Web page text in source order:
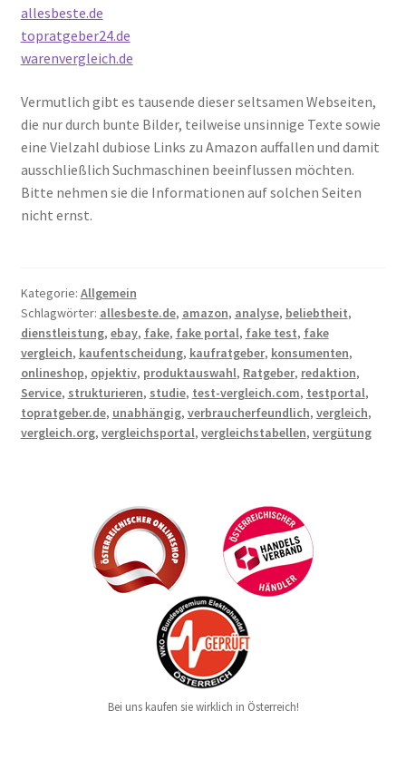
allesbeste.de
topratgeber24.de
warenvergleich.de
Vermutlich gibt es tausende dieser seltsamen Webseiten,
die nur durch bunte Bilder, teilweise unsinnige Texte sowie
eine Vielzahl dubiose Links zu Amazon auffallen und damit
ausschließlich Suchmaschinen beeinflussen möchten.
Bitte nehmen sie die Informationen auf solchen Seiten
nicht ernst.
Kategorie: Allgemein
Schlagwörter: allesbeste.de, amazon, analyse, beliebtheit,
dienstleistung, ebay, fake, fake portal, fake test, fake
vergleich, kaufentscheidung, kaufratgeber, konsumenten,
onlineshop, opjektiv, produktauswahl, Ratgeber, redaktion,
Service, strukturieren, studie, test-vergleich.com, testportal,
topratgeber.de, unabhängig, verbraucherfeundlich, vergleich,
vergleich.org, vergleichsportal, vergleichstabellen, vergütung
Bei uns kaufen sie wirklich in Österreich!